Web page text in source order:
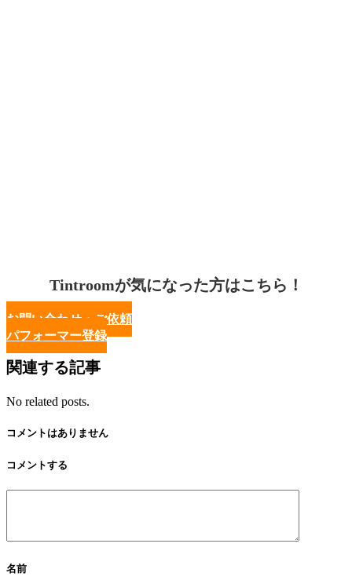
Tintroomが気になった方はこちら！
お問い合わせ・ご依頼
パフォーマー登録
関連する記事
No related posts.
コメントはありません
コメントする
名前